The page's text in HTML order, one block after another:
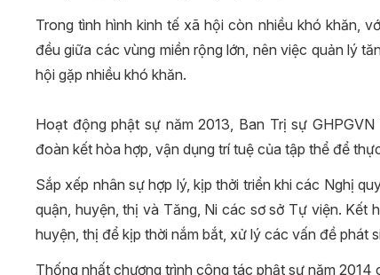
Trong tình hình kinh tế xã hội còn nhiều khó khăn,
đều giữa các vùng miền rộng lớn, nên việc quản lý
hội gặp nhiều khó khăn.
Hoạt động phật sự năm 2013, Ban Trị sự
đoàn kết hòa hợp, vận dụng trí tuệ của tập thể để
Sắp xếp nhân sự hợp lý, kịp thởi triển khi các Nghị
quận, huyện, thị và Tăng, Ni các sơ sở Tự viện. Kết
huyện, thị để kịp thời nắm bắt, xử lý các vấn đề phát
Thống nhất chương trình công tác phật sự năm